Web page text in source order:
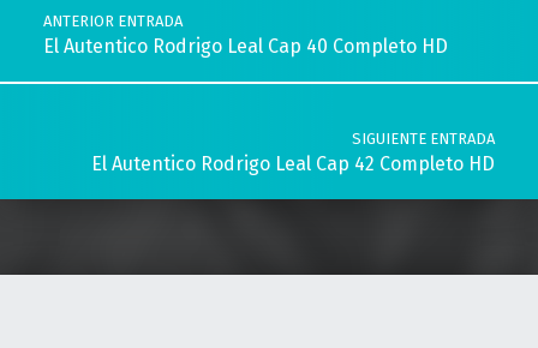
ANTERIOR ENTRADA
El Autentico Rodrigo Leal Cap 40 Completo HD
SIGUIENTE ENTRADA
El Autentico Rodrigo Leal Cap 42 Completo HD